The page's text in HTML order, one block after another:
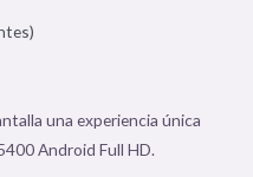
una experiencia única
Android Full HD.